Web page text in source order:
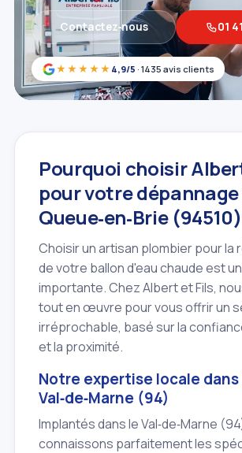
★★★★★ 4,9/5 · 1435 avis clients
Contactez‑nous 01
Pourquoi choisir
pour votre dépannage
Queue‑en‑Brie
Choisir un artisan plombier pour la
de votre ballon d'eau chaude est
importante. Chez Albert et Fils,
tout en œuvre pour vous offrir un
irréprochable, basé sur la
et la proximité.
Notre expertise locale dans
Val‑de‑Marne (94)
Implantés dans le Val‑de‑Marne
connaissons parfaitement les